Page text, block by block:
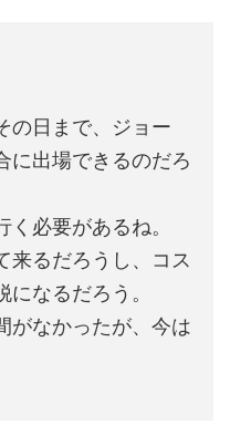
の日まで、ジョー
に出場できるのだろ
必要があるね。
来るだろうし、コス
なるだろう。
がなかったが、今は